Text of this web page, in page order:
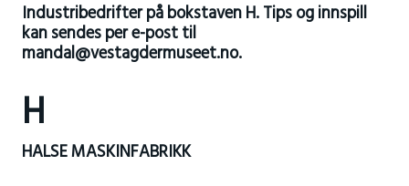
Industribedrifter på bokstaven H. Tips og innspill
kan sendes per e-post til
mandal@vestagdermuseet.no.
H
HALSE MASKINFABRIKK